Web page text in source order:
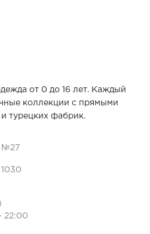
от 0 до 16 лет. Каждый
коллекции с прямыми
турецких фабрик.
№27
1030
22:00